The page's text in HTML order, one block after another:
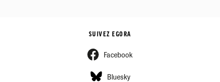
SUIVEZ EGORA
Facebook
Bluesky